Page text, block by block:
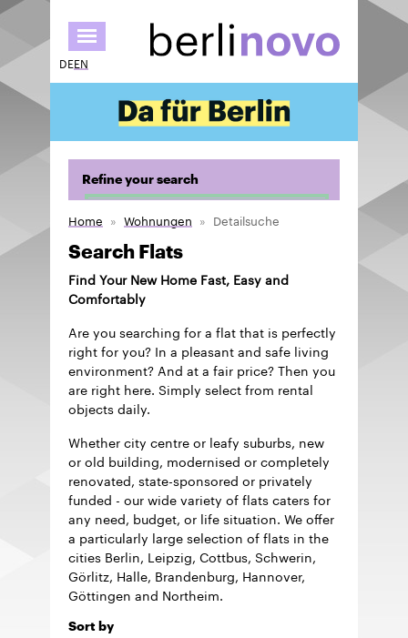
to
main
DEEN
Refine your search
Home Wohnungen Detailsuche
Search Flats
Find Your New Home Fast, Easy and
Comfortably
Are you searching for a flat that is perfectly
right for you? In a pleasant and safe living
environment? And at a fair price? Then you
are right here. Simply select from rental
objects daily.
Whether city centre or leafy suburbs, new
or old building, modernised or completely
renovated, state-sponsored or privately
funded - our wide variety of flats caters for
any need, budget, or life situation. We offer
a particularly large selection of flats in the
cities Berlin, Leipzig, Cottbus, Schwerin,
Görlitz, Halle, Brandenburg, Hannover,
Göttingen and Northeim.
Sort by